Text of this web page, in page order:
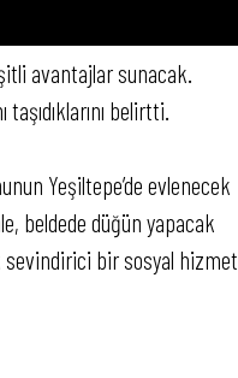
avantajlar sunacak.
belirtti.
Yeşiltepe’de evlenecek
beldede düğün yapacak
sevindirici bir sosyal hizmet